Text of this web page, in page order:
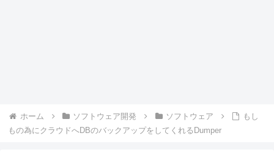
ホーム ソフトウェア開発 ソフトウェア
もし
もの為にクラウドへDBのバックアップをしてくれるDumper